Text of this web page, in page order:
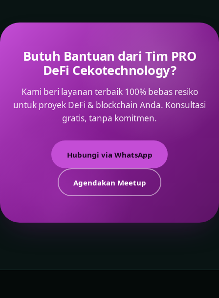
Butuh Bantuan dari Tim PRO
DeFi Cekotechnology?
Kami beri layanan terbaik 100% bebas resiko
untuk proyek DeFi & blockchain Anda. Konsultasi
gratis, tanpa komitmen.
Hubungi via WhatsApp
Agendakan Meetup